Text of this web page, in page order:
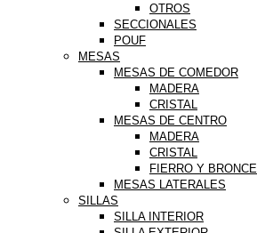
OTROS
SECCIONALES
POUF
MESAS
MESAS DE COMEDOR
MADERA
CRISTAL
MESAS DE CENTRO
MADERA
CRISTAL
FIERRO Y BRONCE
MESAS LATERALES
SILLAS
SILLA INTERIOR